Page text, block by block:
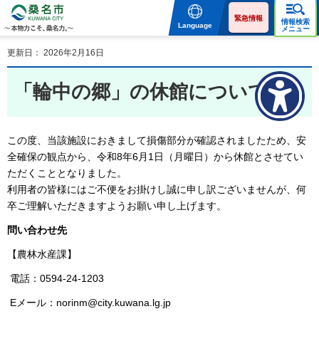
物力こそ、桑名力。
Language
緊急情報
情報検索
メニュー
更新日： 2026年2月16日
「輪中の郷」の休館について
この度、当該施設におきまして損傷部分が確認されましたため、安
全確保の観点から、令和8年6月1日（月曜日）から休館とさせてい
ただくこととなりました。
利用者の皆様にはご不便をお掛けし誠に申し訳ございませんが、何
卒ご理解いただきますようお願い申し上げます。
問い合わせ先
【農林水産課】
電話：0594-24-1203
Eメール：norinm@city.kuwana.lg.jp